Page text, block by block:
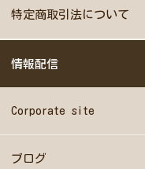
特定商取引法について
情報配信
Corporate site
ブログ